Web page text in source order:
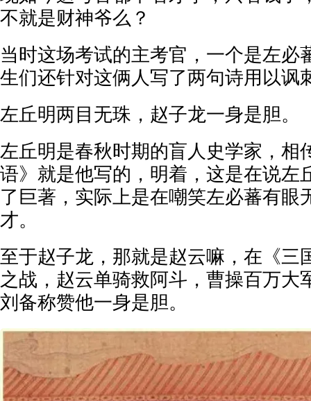
不就是财神爷么？
当时这场考试的主考官，一个是左必
生们还针对这俩人写了两句诗用以讽
左丘明两目无珠，赵子龙一身是胆。
左丘明是春秋时期的盲人史学家，相
语》就是他写的，明着，这是在说左
了巨著，实际上是在嘲笑左必蕃有眼
才。
至于赵子龙，那就是赵云嘛，在《三
之战，赵云单骑救阿斗，曹操百万大
刘备称赞他一身是胆。